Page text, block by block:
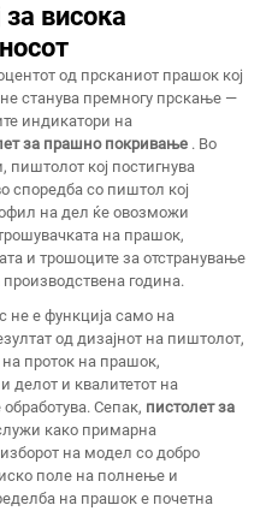
висока
од прсканиот прашок кој
станува премногу прскање —
индикатори на
за прашно покривање . Во
пиштолот кој постигнува
споредба со пиштол кој
на дел ќе овозможи
на прашок,
и трошоците за отстранување
година.
не е функција само на
од дизајнот на пиштолот,
проток на прашок,
делот и квалитетот на
Сепак, пистолет за
како примарна
на модел со добро
поле на полнење и
на прашок е почетна